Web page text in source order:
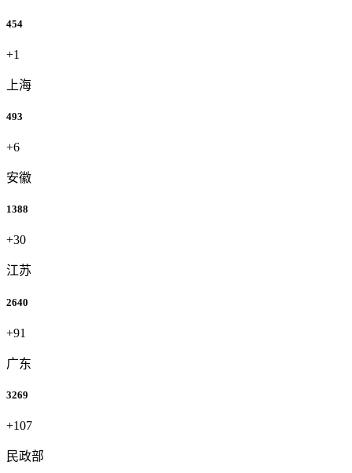
454
+1
上海
493
+6
安徽
1388
+30
江苏
2640
+91
广东
3269
+107
民政部